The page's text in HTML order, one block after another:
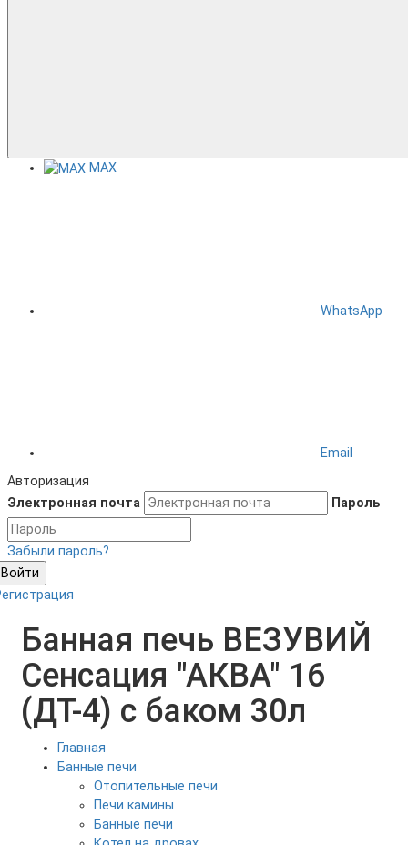
MAX
WhatsApp
Email
Авторизация
Электронная почта
Пароль
Забыли пароль?
Войти
Банная печь ВЕЗУВИЙ
Сенсация "АКВА" 16
(ДТ-4) с баком 30л
Главная
Банные печи
Отопительные печи
Печи камины
Банные печи